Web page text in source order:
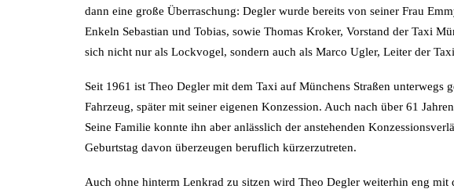
dann eine große Überraschung: Degler wurde bereits von seiner Frau
Enkeln Sebastian und Tobias, sowie Thomas Kroker, Vorstand der Taxi
sich nicht nur als Lockvogel, sondern auch als Marco Ugler, Leiter der
Seit 1961 ist Theo Degler mit dem Taxi auf Münchens Straßen unterwegs
Fahrzeug, später mit seiner eigenen Konzession. Auch nach über 61
Seine Familie konnte ihn aber anlässlich der anstehenden
Geburtstag davon überzeugen beruflich kürzerzutreten.
Auch ohne hinterm Lenkrad zu sitzen wird Theo Degler weiterhin eng mit